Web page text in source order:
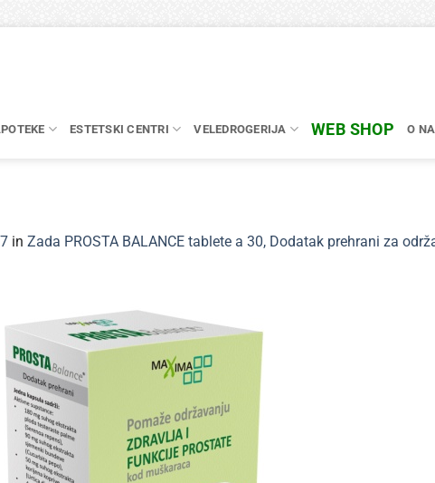
ESTETSKI CENTRI VELEDROGERIJA WEB SHOP O
in Zada PROSTA BALANCE tablete a 30, Dodatak prehrani za